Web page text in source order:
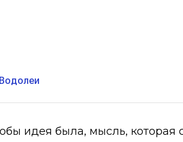
идея была, мысль, которая